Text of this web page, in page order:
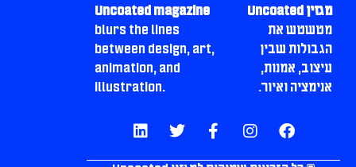
מגזין Uncoated
מטשטש את
הגבולות שבין
עיצוב, אמנות,
אנימציה ואיור.
Uncoated magazine
blurs the lines
between design, art,
animation, and
illustration.